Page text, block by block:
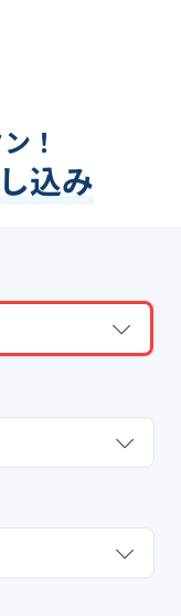
！
込み